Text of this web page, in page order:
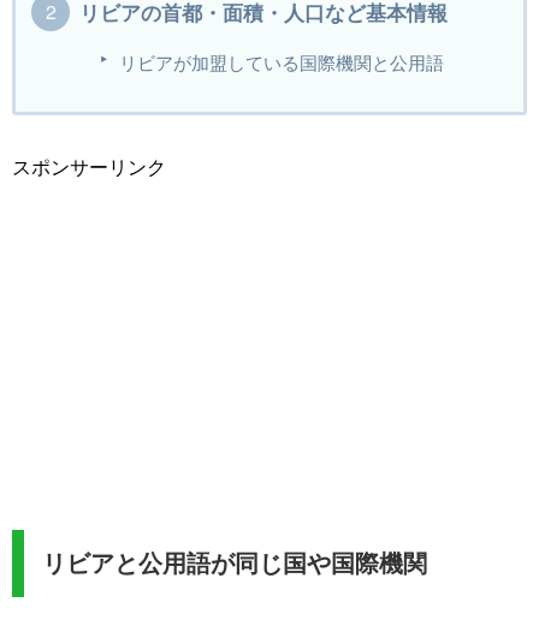
リビアの首都・面積・人口など基本情報
リビアが加盟している国際機関と公用語
スポンサーリンク
リビアと公用語が同じ国や国際機関